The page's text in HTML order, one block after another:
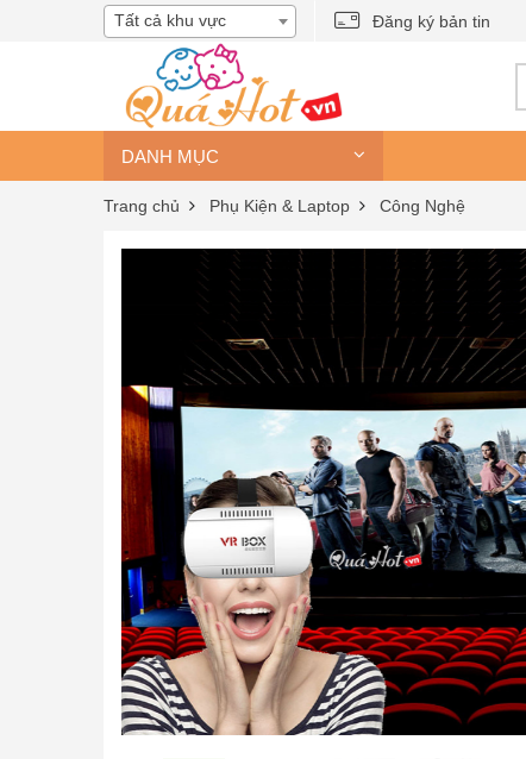
Tất cả khu vực Đăng ký bản tin
DANH MỤC
Trang chủ Phụ Kiện & Laptop Công Nghệ